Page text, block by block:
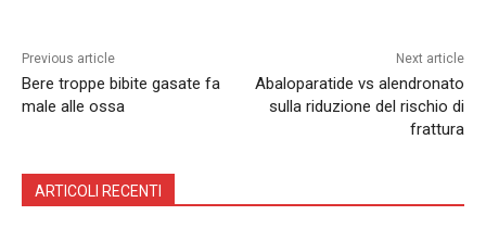
Previous article
Bere troppe bibite gasate fa
male alle ossa
Next article
Abaloparatide vs alendronato
sulla riduzione del rischio di
frattura
ARTICOLI RECENTI